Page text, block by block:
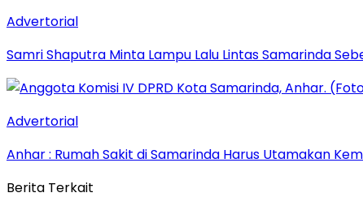
Advertorial
Samri Shaputra Minta Lampu Lalu Lintas Samarinda
Advertorial
Anhar : Rumah Sakit di Samarinda Harus Utamakan
Berita Terkait